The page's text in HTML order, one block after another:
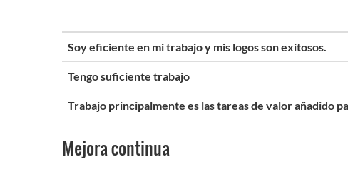
Soy eficiente en mi trabajo y mis logos son exitosos.
Tengo suficiente trabajo
Trabajo principalmente es las tareas de valor añadido
Mejora continua